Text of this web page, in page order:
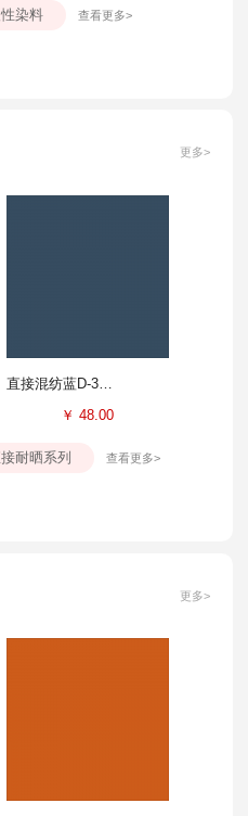
染料 查看更多>
更多>
直接混纺蓝D-3GL
￥ 48.00
耐晒系列 查看更多>
更多>